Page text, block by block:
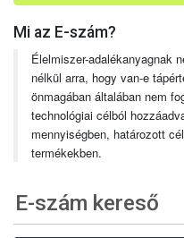
Mi az E-szám?
Élelmiszer-adalékanyagnak
nélkül arra, hogy van-e
önmagában általában nem
technológiai célból
mennyiségben, határozott
termékekben.
E-szám kereső